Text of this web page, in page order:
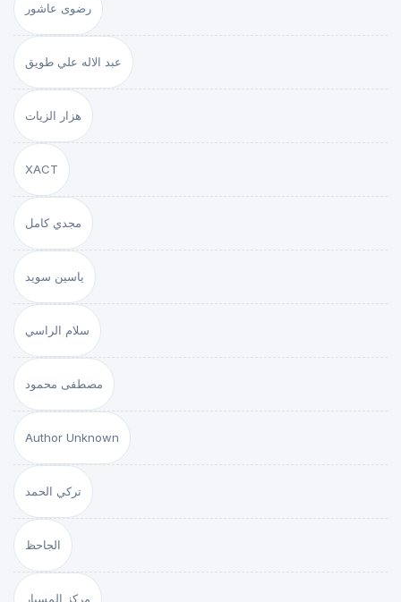
رضوى عاشور
عبد الاله علي طويق
هزار الزيات
XACT
مجدي كامل
ياسين سويد
سلام الراسي
مصطفى محمود
Author Unknown
تركي الحمد
الجاحظ
مركز المسبار